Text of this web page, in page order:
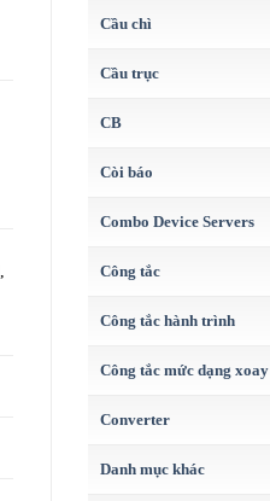
Cầu chì
Cầu trục
CB
Còi báo
Combo Device Servers
Công tắc
Công tắc hành trình
Công tắc mức dạng xoay
Converter
Danh mục khác